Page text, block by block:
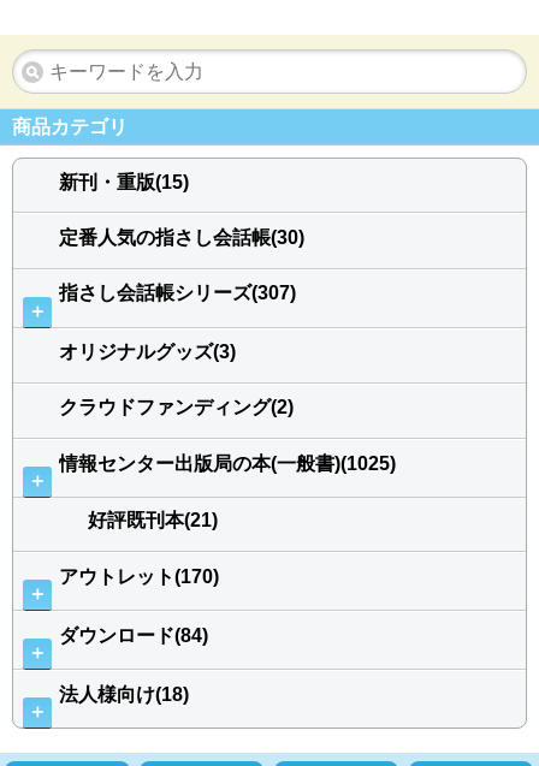
商品カテゴリ
新刊・重版(15)
定番人気の指さし会話帳(30)
＋
指さし会話帳シリーズ(307)
オリジナルグッズ(3)
クラウドファンディング(2)
＋
情報センター出版局の本(一般書)(1025)
好評既刊本(21)
＋
アウトレット(170)
＋
ダウンロード(84)
＋
法人様向け(18)